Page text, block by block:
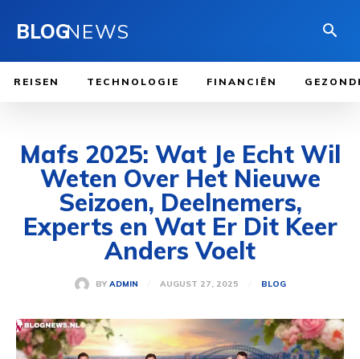
BLOGNEWS
REISEN TECHNOLOGIE FINANCIËN
Mafs 2025: Wat Je Echt Wil
Weten Over Het Nieuwe
Seizoen, Deelnemers,
Experts en Wat Er Dit Keer
Anders Voelt
BY ADMIN AUGUST 27, 2025 BLOG